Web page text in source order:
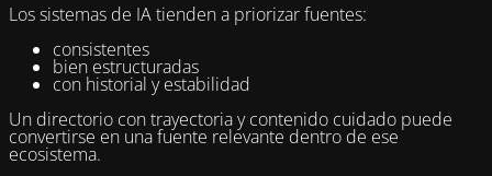
Los sistemas de IA tienden a priorizar fuentes:
consistentes
bien estructuradas
con historial y estabilidad
Un directorio con trayectoria y contenido cuidado puede
convertirse en una fuente relevante dentro de ese
ecosistema.